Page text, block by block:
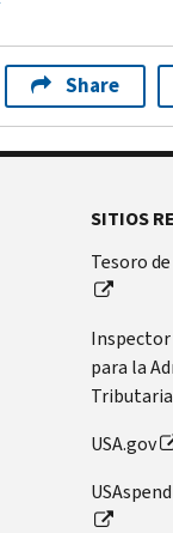
Share
SITIOS
Tesoro
Inspector
para la
Tributaria
USA.gov